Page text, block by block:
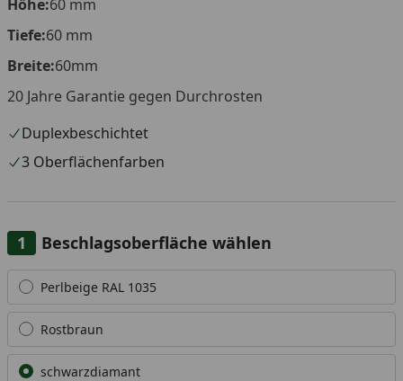
Höhe:60 mm
Tiefe:60 mm
Breite:60mm
20 Jahre Garantie gegen Durchrosten
Duplexbeschichtet
3 Oberflächenfarben
Beschlagsoberfläche wählen
Alle anzeigen (3)
Perlbeige RAL 1035
Rostbraun
schwarzdiamant